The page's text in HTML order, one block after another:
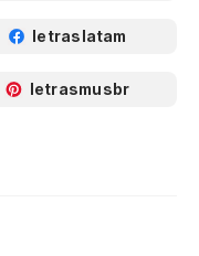
letraslatam
letrasmusbr